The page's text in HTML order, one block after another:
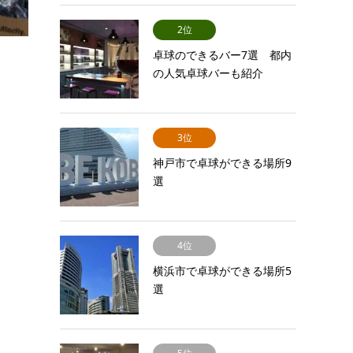
2位
卓球のできるバー7選 都内
の人気卓球バーも紹介
3位
神戸市で卓球ができる場所9
選
4位
横浜市で卓球ができる場所5
選